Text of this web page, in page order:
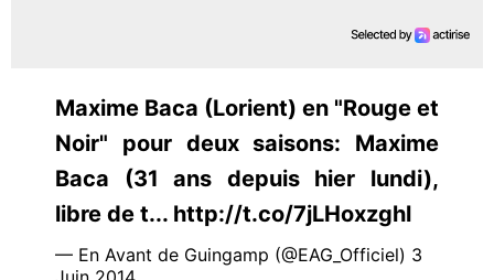
Maxime Baca (Lorient) en "Rouge et
Noir" pour deux saisons: Maxime
Baca (31 ans depuis hier lundi),
libre de t... http://t.co/7jLHoxzghl
— En Avant de Guingamp (@EAG_Officiel) 3